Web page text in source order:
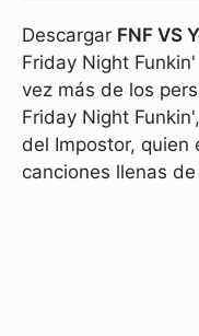
Descargar FNF VS
Friday Night
vez más de los
Friday Night
del Impostor, quien
canciones llenas